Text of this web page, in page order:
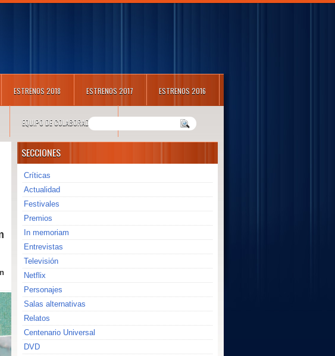
ESTRENOS 2018 ESTRENOS 2017 ESTRENOS 2016
EQUIPO DE COLABORADORES
SECCIONES
Críticas
Actualidad
Festivales
Premios
In memoriam
Entrevistas
Televisión
Netflix
Personajes
Salas alternativas
Relatos
Centenario Universal
DVD